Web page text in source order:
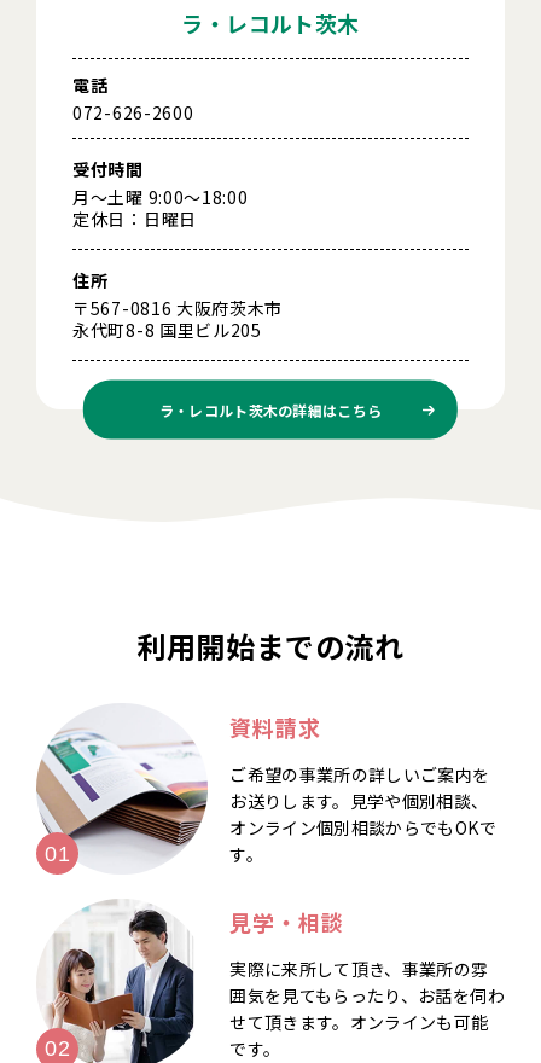
ラ・レコルト茨木
電話
072-626-2600
受付時間
月～土曜 9:00～18:00
定休日：日曜日
住所
〒567-0816 大阪府茨木市
永代町8-8 国里ビル205
ラ・レコルト茨木の詳細はこちら
利用開始までの流れ
資料請求
ご希望の事業所の詳しいご案内を
お送りします。見学や個別相談、
オンライン個別相談からでもOKで
す。
見学・相談
実際に来所して頂き、事業所の雰
囲気を見てもらったり、お話を伺わ
せて頂きます。オンラインも可能
です。